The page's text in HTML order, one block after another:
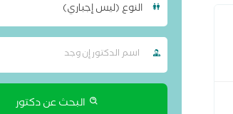
النوع (ليس إجباري)
البحث عن دكتور